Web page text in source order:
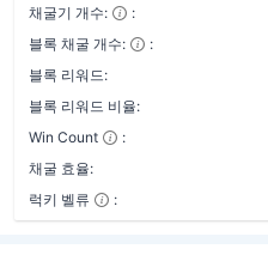
채굴기 개수:
:
블록 채굴 개수:
:
블록 리워드:
블록 리워드 비율:
Win Count
:
채굴 효율:
럭키 벨류
: